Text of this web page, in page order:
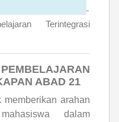
Terintegrasi
ABAD 21
arahan
dalam